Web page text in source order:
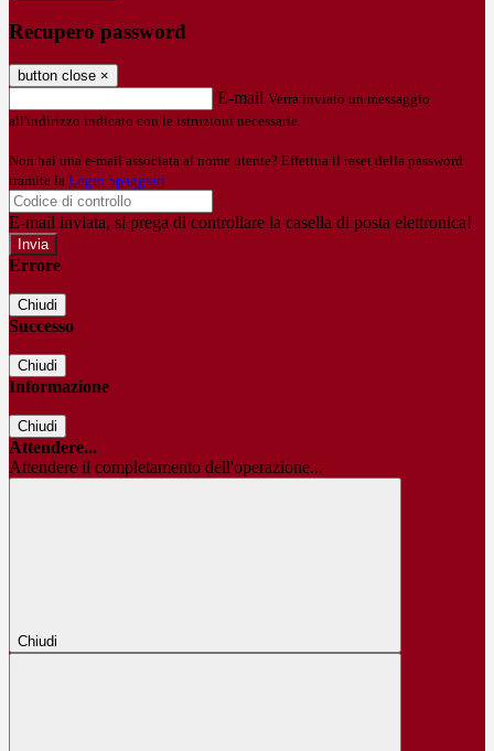
Recupero password
button close ×
E-mail Verrà inviato un messaggio
all'indirizzo indicato con le istruzioni necessarie.
Non hai una e-mail associata al nome utente? Effettua il reset della password
tramite la Login Spaggiari
E-mail inviata, si prega di controllare la casella di posta elettronica!
Errore
Chiudi
Successo
Chiudi
Informazione
Chiudi
Attendere...
Attendere il completamento dell'operazione...
Chiudi